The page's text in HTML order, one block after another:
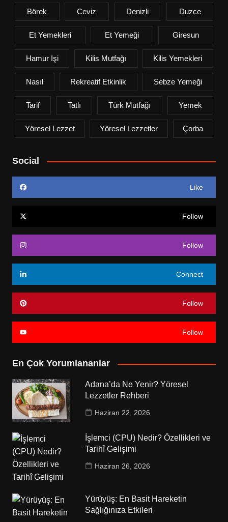
Börek Ceviz Denizli Duzce
Et Yemekleri Et Yemeği Giresun
Hamur Işi Kilis Mutfağı Kilis Yemekleri
Nasıl Rekreatif Etkinlik Sebze Yemeği
Tarif Tatlı Türk Mutfağı Yemek
Yöresel Lezzet Yöresel Lezzetler Çorba
Social
Like
Follow
Follow
Connect
Follow
Follow
En Çok Yorumlananlar
Adana’da Ne Yenir? Yöresel
Lezzetler Rehberi
Haziran 22, 2026
İşlemci (CPU) Nedir? Özellikleri ve
Tarihî Gelişimi
Haziran 26, 2026
Yürüyüş: En Basit Hareketin
Sağlığınıza Etkileri